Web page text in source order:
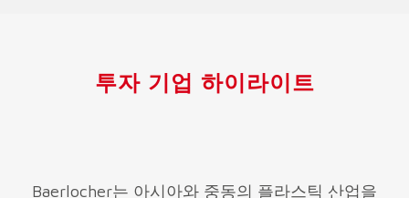
투자 기업 하이라이트
Baerlocher는 아시아와 중동의 플라스틱 산업을